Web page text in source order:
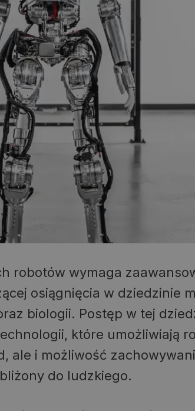
robotów wymaga
osiągnięcia w dziedzinie
biologii. Postęp w tej
które umożliwiają
ale i możliwość
do ludzkiego.